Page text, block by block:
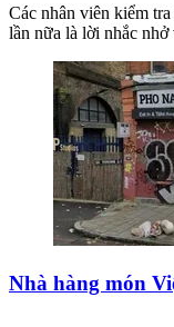
Các nhân viên kiểm
lần nữa là lời nhắc nhở
Nhà hàng món